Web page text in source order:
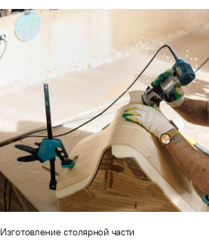
Изготовление столярной части